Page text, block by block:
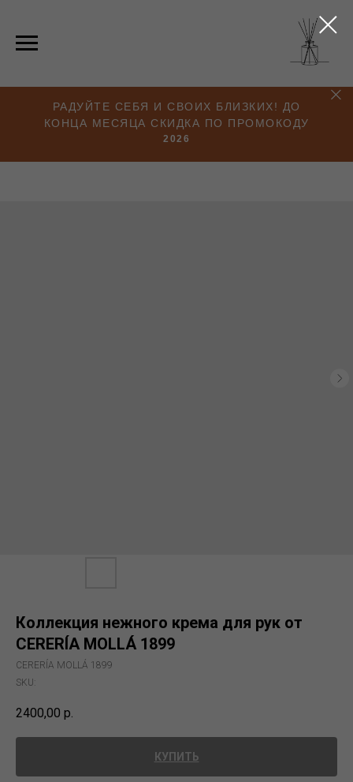
РАДУЙТЕ СЕБЯ И СВОИХ БЛИЗКИХ! ДО
КОНЦА МЕСЯЦА СКИДКА ПО ПРОМОКОДУ
2026
Коллекция нежного крема для рук от
CERERÍA MOLLÁ 1899
CERERÍA MOLLÁ 1899
SKU:
2400,00 р.
КУПИТЬ